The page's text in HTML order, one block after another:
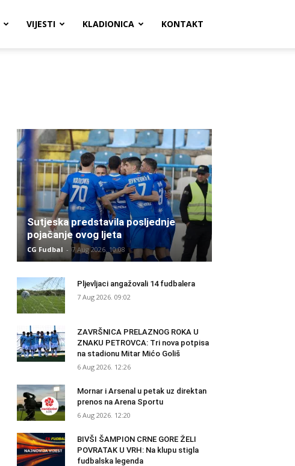
VIJESTI KLADIONICA KONTAKT
Sutjeska predstavila posljednje
pojačanje ovog ljeta
CG Fudbal - 7 Aug 2026. 10:08
Pljevljaci angažovali 14 fudbalera
7 Aug 2026. 09:02
ZAVRŠNICA PRELAZNOG ROKA U
ZNAKU PETROVCA: Tri nova potpisa
na stadionu Mitar Mićo Goliš
6 Aug 2026. 12:26
Mornar i Arsenal u petak uz direktan
prenos na Arena Sportu
6 Aug 2026. 12:20
BIVŠI ŠAMPION CRNE GORE ŽELI
POVRATAK U VRH: Na klupu stigla
fudbalska legenda